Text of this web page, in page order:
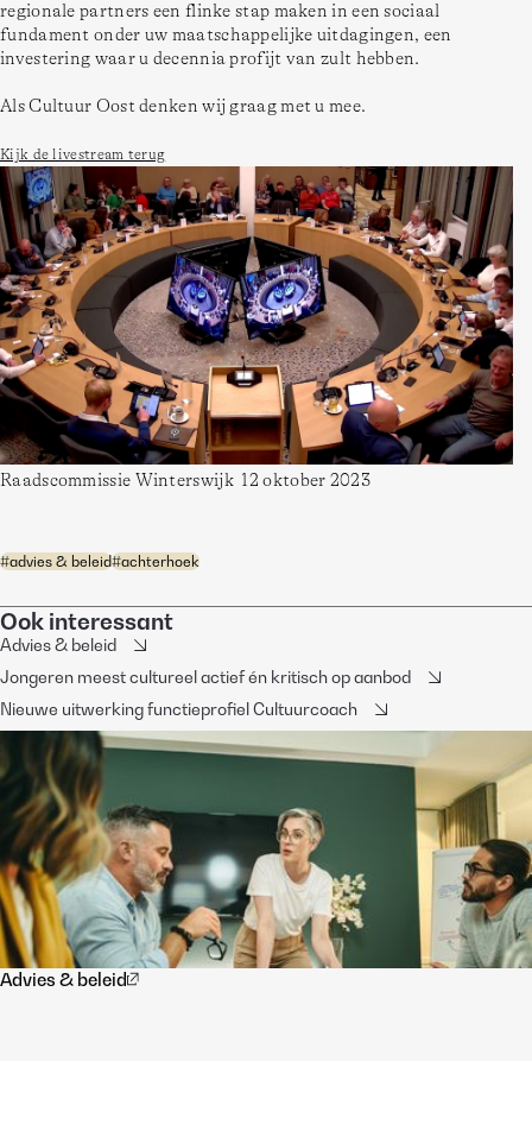
regionale partners een flinke stap maken in een sociaal
fundament onder uw maatschappelijke uitdagingen, een
investering waar u decennia profijt van zult hebben.
Als Cultuur Oost denken wij graag met u mee.
Kijk de livestream terug
Raadscommissie Winterswijk  12 oktober 2023
#advies & beleid#achterhoek
Ook interessant
Advies & beleid
Jongeren meest cultureel actief én kritisch op aanbod
Nieuwe uitwerking functieprofiel Cultuurcoach
Advies & beleid